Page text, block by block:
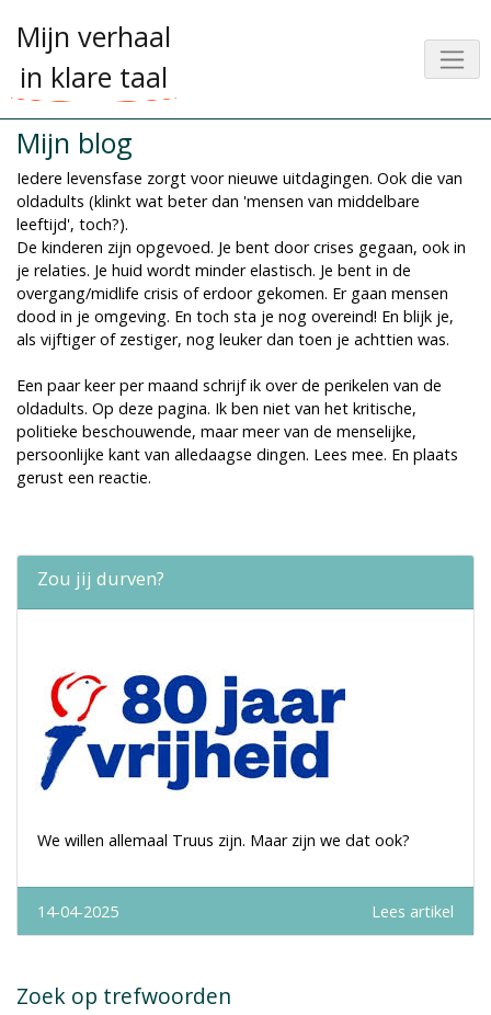
Mijn verhaal
in klare taal
Mijn blog
Iedere levensfase zorgt voor nieuwe uitdagingen. Ook die van
oldadults (klinkt wat beter dan 'mensen van middelbare
leeftijd', toch?).
De kinderen zijn opgevoed. Je bent door crises gegaan, ook in
je relaties. Je huid wordt minder elastisch. Je bent in de
overgang/midlife crisis of erdoor gekomen. Er gaan mensen
dood in je omgeving. En toch sta je nog overeind! En blijk je,
als vijftiger of zestiger, nog leuker dan toen je achttien was.
Een paar keer per maand schrijf ik over de perikelen van de
oldadults. Op deze pagina. Ik ben niet van het kritische,
politieke beschouwende, maar meer van de menselijke,
persoonlijke kant van alledaagse dingen. Lees mee. En plaats
gerust een reactie.
Zou jij durven?
We willen allemaal Truus zijn. Maar zijn we dat ook?
14-04-2025 Lees artikel
Zoek op trefwoorden